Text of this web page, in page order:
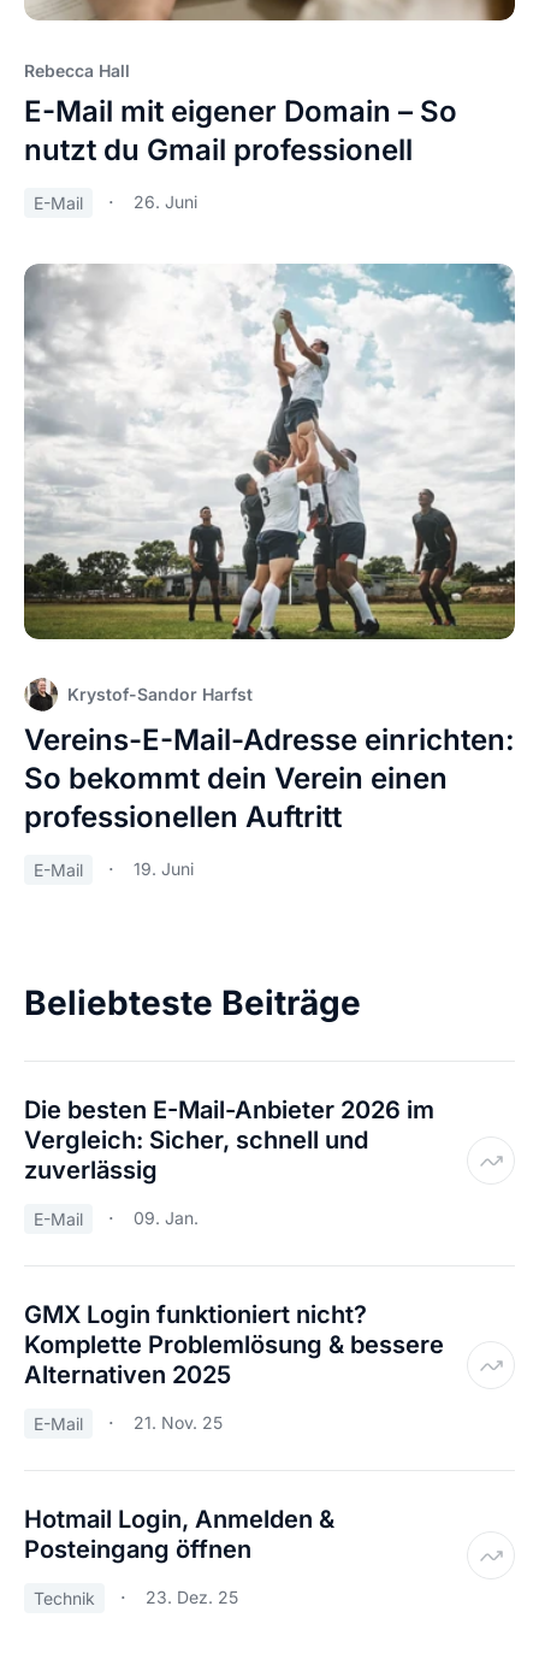
Rebecca Hall
E-Mail mit eigener Domain – So
nutzt du Gmail professionell
E-Mail 26. Juni
Krystof-Sandor Harfst
Vereins-E-Mail-Adresse einrichten:
So bekommt dein Verein einen
professionellen Auftritt
E-Mail 19. Juni
Beliebteste Beiträge
Die besten E-Mail-Anbieter 2026 im
Vergleich: Sicher, schnell und
zuverlässig
E-Mail 09. Jan.
GMX Login funktioniert nicht?
Komplette Problemlösung & bessere
Alternativen 2025
E-Mail 21. Nov. 25
Hotmail Login, Anmelden &
Posteingang öffnen
Technik 23. Dez. 25